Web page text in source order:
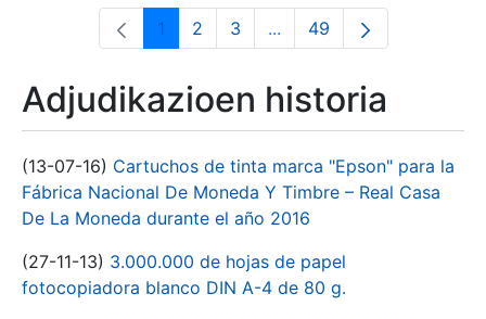
Orrialdea
1 Orrialdea
2 Orrialdea
3 ...Intermediate Pages Use
Orrialdea
49
Adjudikazioen historia
(13-07-16) Cartuchos de tinta marca "Epson" para la
Fábrica Nacional De Moneda Y Timbre – Real Casa
De La Moneda durante el año 2016
(27-11-13) 3.000.000 de hojas de papel
fotocopiadora blanco DIN A-4 de 80 g.